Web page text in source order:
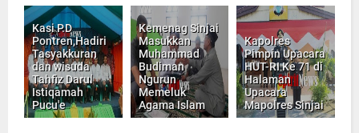
Kasi P.D
Pontren,Hadiri
Tasyakkuran
dan wisuda
Tahfiz Darul
Istiqamah
Pucu'e
Kemenag Sinjai
Masukkan
Muhammad
Budiman
Ngurun
Memeluk
Agama Islam
Kapolres
Pimpin Upacara
HUT-RI Ke 71 di
Halaman
Upacara
Mapolres Sinjai